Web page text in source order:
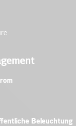
Beleuchtung